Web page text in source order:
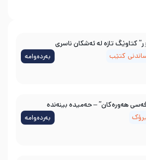
کتاوێگ تازە لە ئەشکان ناسری
کتێب
بەردەوامە
هەورەکان” – حەمیدە بینەندە
بەردەوامە